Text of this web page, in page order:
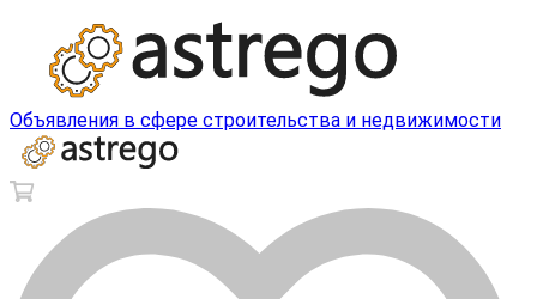
Объявления в сфере строительства и недвижимости